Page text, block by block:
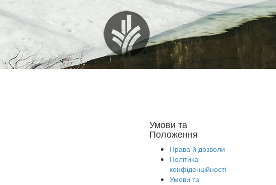
Умови та
Положення
Права й дозволи
Політика
конфіденційності
Умови та